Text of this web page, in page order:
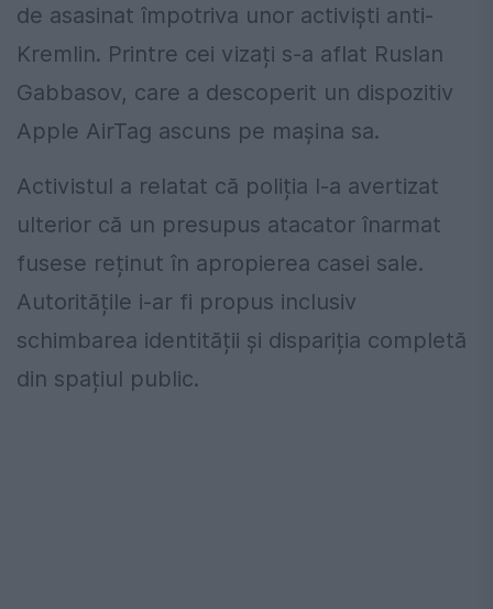
de asasinat împotriva unor activiști anti-
Kremlin. Printre cei vizați s-a aflat Ruslan
Gabbasov, care a descoperit un dispozitiv
Apple AirTag ascuns pe mașina sa.
Activistul a relatat că poliția l-a avertizat
ulterior că un presupus atacator înarmat
fusese reținut în apropierea casei sale.
Autoritățile i-ar fi propus inclusiv
schimbarea identității și dispariția completă
din spațiul public.